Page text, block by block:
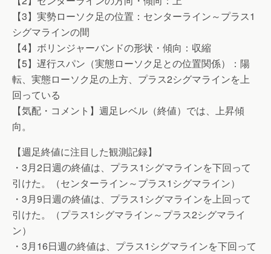
【3】実勢ローソク足の位置：センターライン～プラス1
シグマラインの間
【4】ボリンジャーバンドの形状・傾向：収縮
【5】遅行スパン（実態ローソク足との位置関係）：陽
転、実態ローソク足の上方、プラス2シグマラインを上
回っている
【気配・コメント】週足レベル（終値）では、上昇傾
向。
【週足終値に注目した観測記録】
・3月2日週の終値は、プラス1シグマラインを下回って
引けた。（センターライン～プラス1シグマライン）
・3月9日週の終値は、プラス1シグマラインを上回って
引けた。（プラス1シグマライン～プラス2シグマライ
ン）
・3月16日週の終値は、プラス1シグマラインを下回って